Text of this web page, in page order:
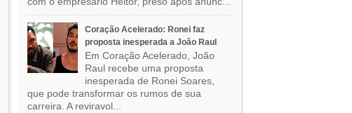
Coração Acelerado: Ronei faz
proposta inesperada a João Raul
Em Coração Acelerado, João
Raul recebe uma proposta
inesperada de Ronei Soares,
que pode transformar os rumos de sua
carreira. A reviravol...